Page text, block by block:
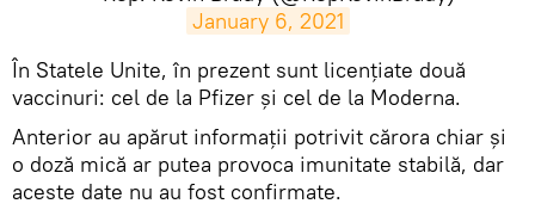
January 6, 2021
​În Statele Unite, în prezent sunt licențiate două
vaccinuri: cel de la Pfizer și cel de la Moderna.
Anterior au apărut informaţii potrivit cărora chiar și
o doză mică ar putea provoca imunitate stabilă, dar
aceste date nu au fost confirmate.